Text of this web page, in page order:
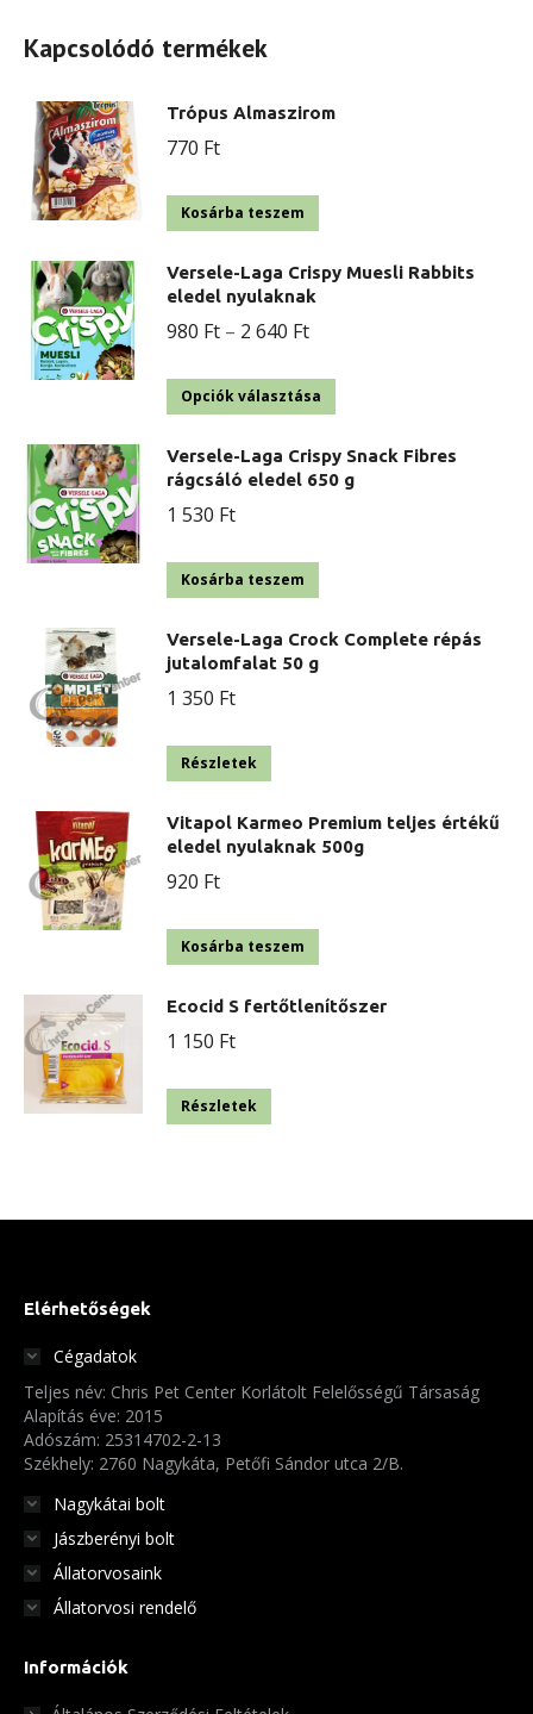
Kapcsolódó termékek
Trópus Almaszirom
770 Ft
Kosárba teszem
Versele-Laga Crispy Muesli Rabbits
eledel nyulaknak
980 Ft – 2 640 FtÁrtartomány:
-
640 Ft
Opciók választása
terméknek
több
változatok
Versele-Laga Crispy Snack Fibres
rágcsáló eledel 650 g
1 530 Ft
Kosárba teszem
Versele-Laga Crock Complete répás
jutalomfalat 50 g
1 350 Ft
Részletek
Vitapol Karmeo Premium teljes értékű
eledel nyulaknak 500g
920 Ft
Kosárba teszem
Ecocid S fertőtlenítőszer
1 150 Ft
Részletek
Elérhetőségek
Cégadatok
Teljes név: Chris Pet Center Korlátolt Felelősségű Társaság
Alapítás éve: 2015
Adószám: 25314702-2-13
Székhely: 2760 Nagykáta, Petőfi Sándor utca 2/B.
Nagykátai bolt
Jászberényi bolt
Állatorvosaink
Állatorvosi rendelő
Információk